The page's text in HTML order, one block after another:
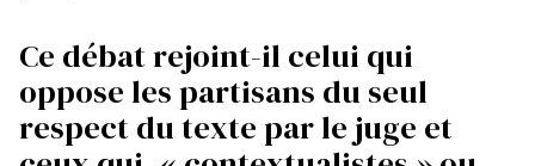
Ce débat rejoint-il celui qui
oppose les partisans du seul
respect du texte par le juge et